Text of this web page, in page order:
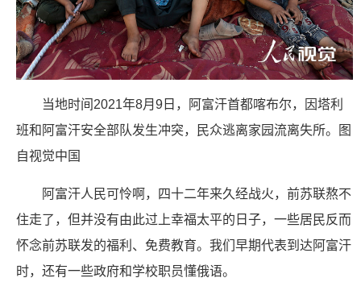
当地时间2021年8月9日，阿富汗首都喀布尔，因塔利
班和阿富汗安全部队发生冲突，民众逃离家园流离失所。图
自视觉中国
阿富汗人民可怜啊，四十二年来久经战火，前苏联熬不
住走了，但并没有由此过上幸福太平的日子，一些居民反而
怀念前苏联发的福利、免费教育。我们早期代表到达阿富汗
时，还有一些政府和学校职员懂俄语。